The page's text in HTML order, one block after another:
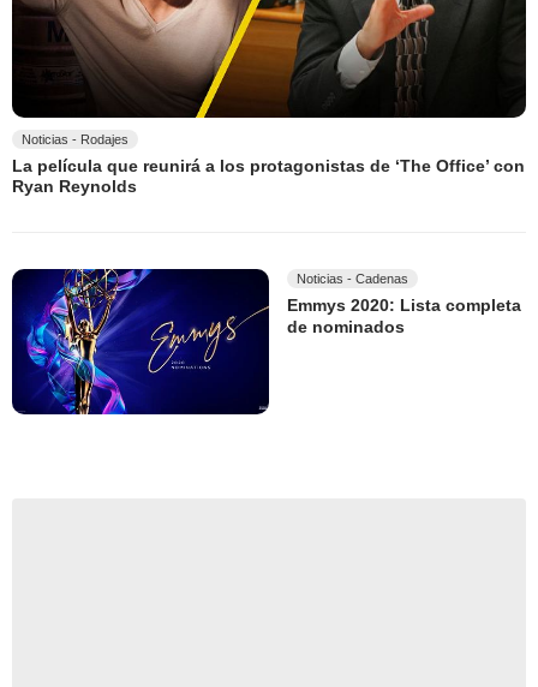
Noticias - Rodajes
La película que reunirá a los protagonistas de ‘The Office’ con
Ryan Reynolds
Noticias - Cadenas
Emmys 2020: Lista completa
de nominados